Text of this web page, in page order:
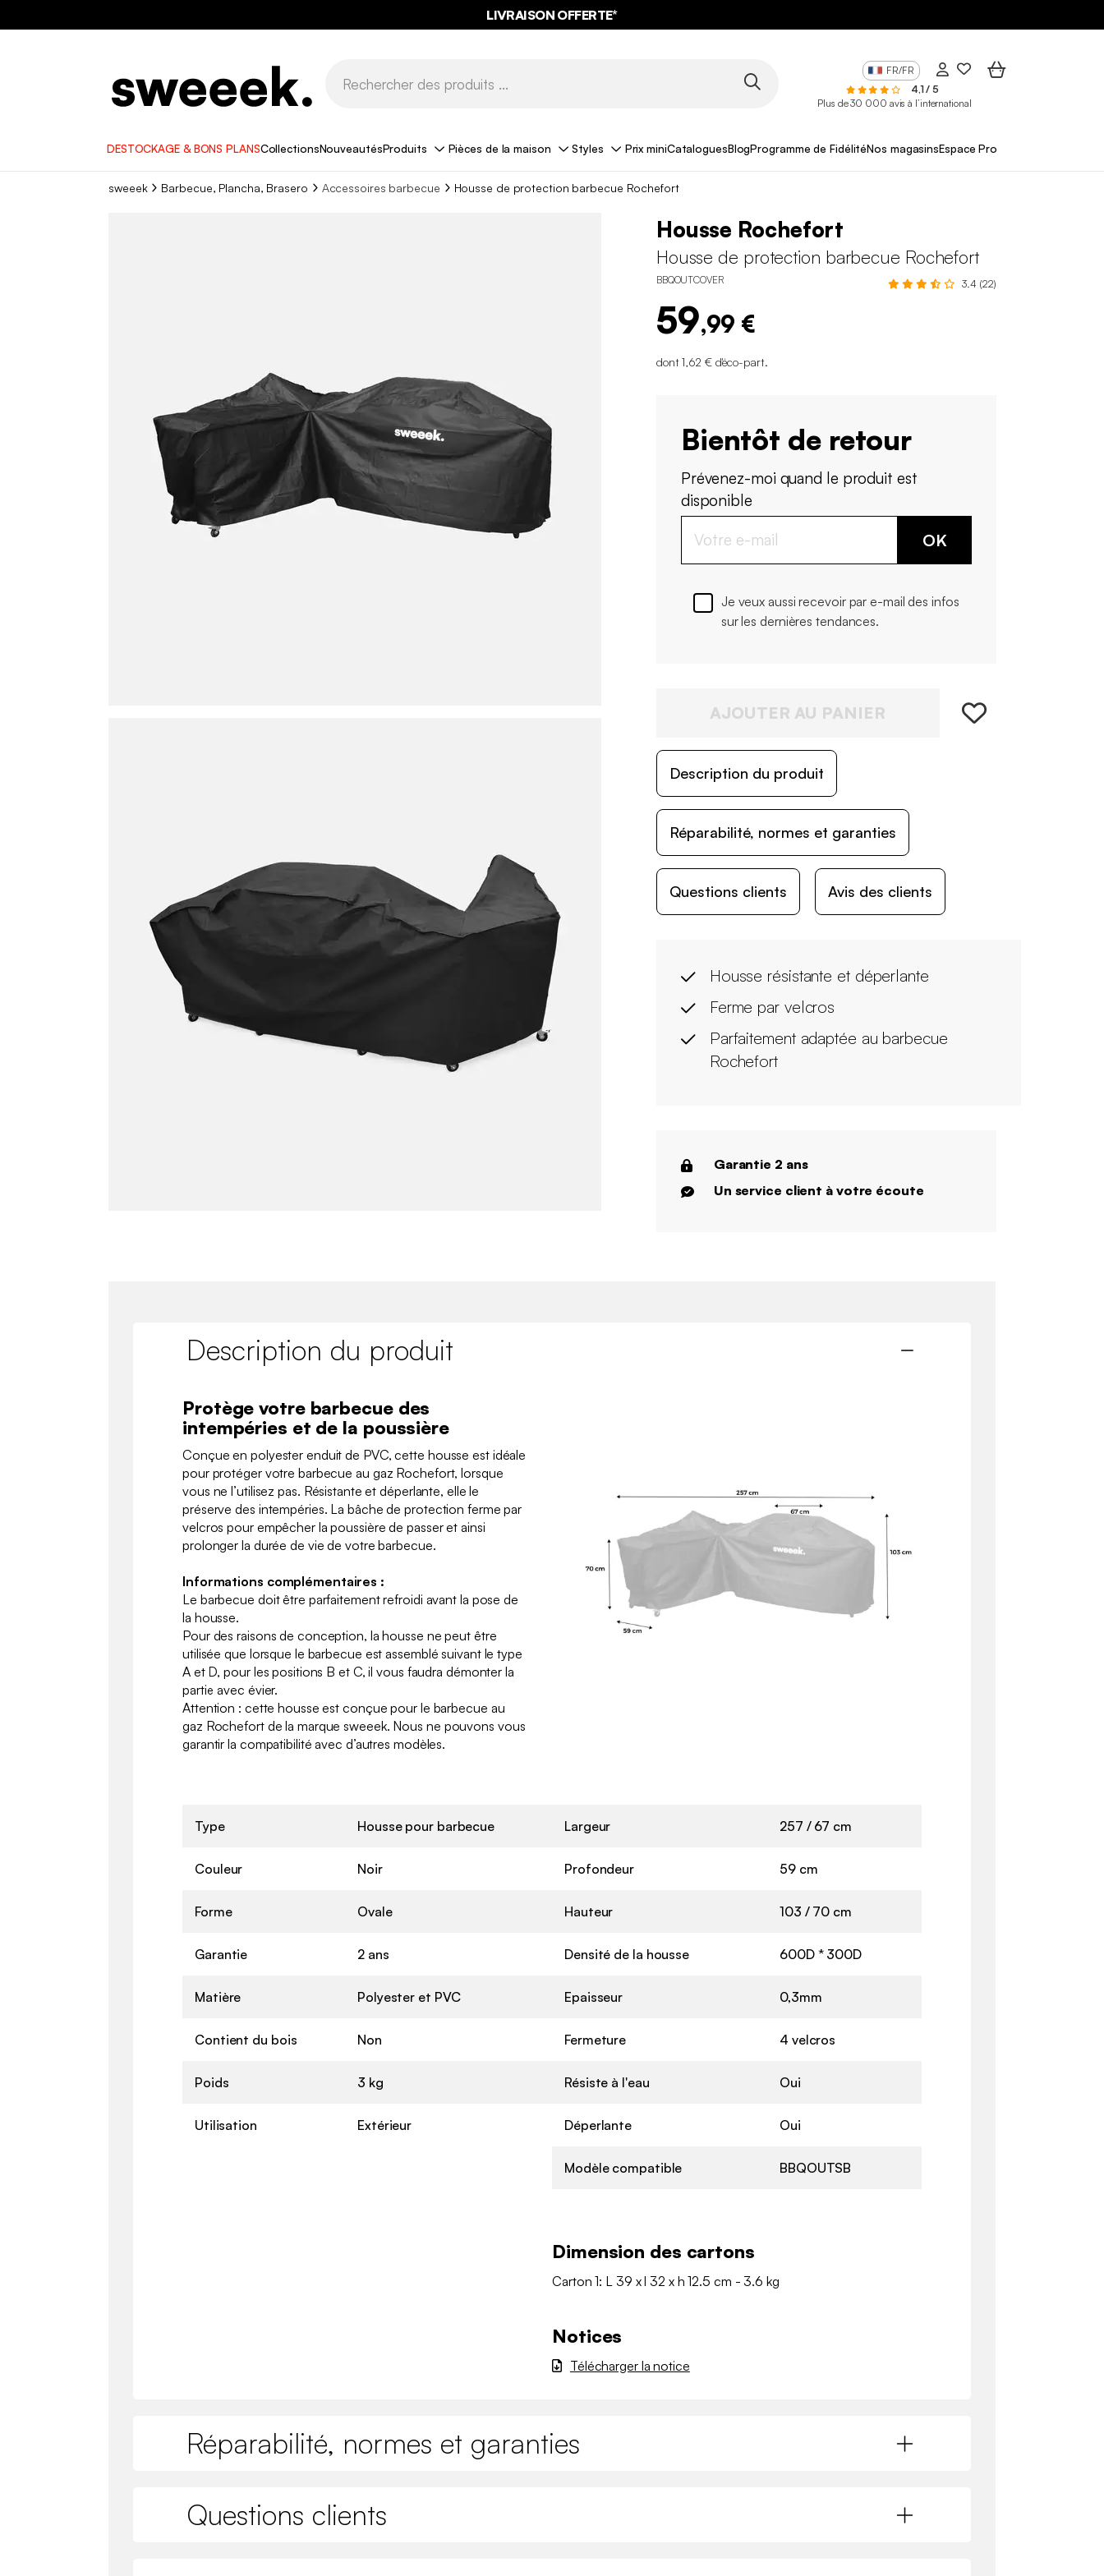
LIVRAISON OFFERTE*
FR/FR
4,1 / 5
Plus de 30 000 avis à l’international
DESTOCKAGE & BONS PLANSCollectionsNouveautésProduits Pièces de la maison Styles Prix miniCataloguesBlogProgramme de FidélitéNos magasinsEspace Pro
sweeek Barbecue, Plancha, Brasero Accessoires barbecue Housse de protection barbecue Rochefort
Housse Rochefort
Housse de protection barbecue Rochefort
BBQOUTCOVER 3.4 (22)
59,99 €
dont 1,62 € d'éco-part.
Bientôt de retour
Prévenez-moi quand le produit est
disponible
OK
Je veux aussi recevoir par e-mail des infos
sur les dernières tendances.
AJOUTER AU PANIER
Description du produit
Réparabilité, normes et garanties
Questions clients Avis des clients
Housse résistante et déperlante
Ferme par velcros
Parfaitement adaptée au barbecue
Rochefort
Garantie 2 ans
Un service client à votre écoute
Description du produit
Protège votre barbecue des
intempéries et de la poussière
Conçue en polyester enduit de PVC, cette housse est idéale
pour protéger votre barbecue au gaz Rochefort, lorsque
vous ne l’utilisez pas. Résistante et déperlante, elle le
préserve des intempéries. La bâche de protection ferme par
velcros pour empêcher la poussière de passer et ainsi
prolonger la durée de vie de votre barbecue.
Informations complémentaires :
Le barbecue doit être parfaitement refroidi avant la pose de
la housse.
Pour des raisons de conception, la housse ne peut être
utilisée que lorsque le barbecue est assemblé suivant le type
A et D, pour les positions B et C, il vous faudra démonter la
partie avec évier.
Attention : cette housse est conçue pour le barbecue au
gaz Rochefort de la marque sweeek. Nous ne pouvons vous
garantir la compatibilité avec d’autres modèles.
Type Housse pour barbecue
Couleur Noir
Forme Ovale
Garantie 2 ans
Matière Polyester et PVC
Contient du bois Non
Poids 3 kg
Utilisation Extérieur
Largeur 257 / 67 cm
Profondeur 59 cm
Hauteur 103 / 70 cm
Densité de la housse 600D * 300D
Epaisseur 0,3mm
Fermeture 4 velcros
Résiste à l'eau Oui
Déperlante Oui
Modèle compatible BBQOUTSB
Dimension des cartons
Carton 1: L 39 x l 32 x h 12.5 cm - 3.6 kg
Notices
Télécharger la notice
Réparabilité, normes et garanties
Questions clients